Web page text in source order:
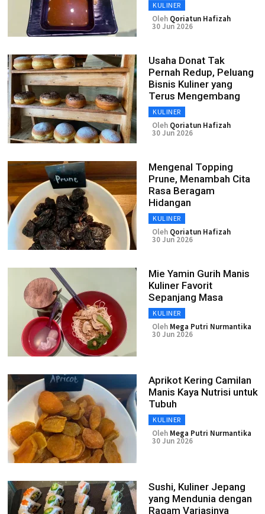
KULINER
Oleh Qoriatun Hafizah
30 Jun 2026
Usaha Donat Tak
Pernah Redup, Peluang
Bisnis Kuliner yang
Terus Mengembang
KULINER
Oleh Qoriatun Hafizah
30 Jun 2026
Mengenal Topping
Prune, Menambah Cita
Rasa Beragam
Hidangan
KULINER
Oleh Qoriatun Hafizah
30 Jun 2026
Mie Yamin Gurih Manis
Kuliner Favorit
Sepanjang Masa
KULINER
Oleh Mega Putri Nurmantika
30 Jun 2026
Aprikot Kering Camilan
Manis Kaya Nutrisi untuk
Tubuh
KULINER
Oleh Mega Putri Nurmantika
30 Jun 2026
Sushi, Kuliner Jepang
yang Mendunia dengan
Ragam Variasinya